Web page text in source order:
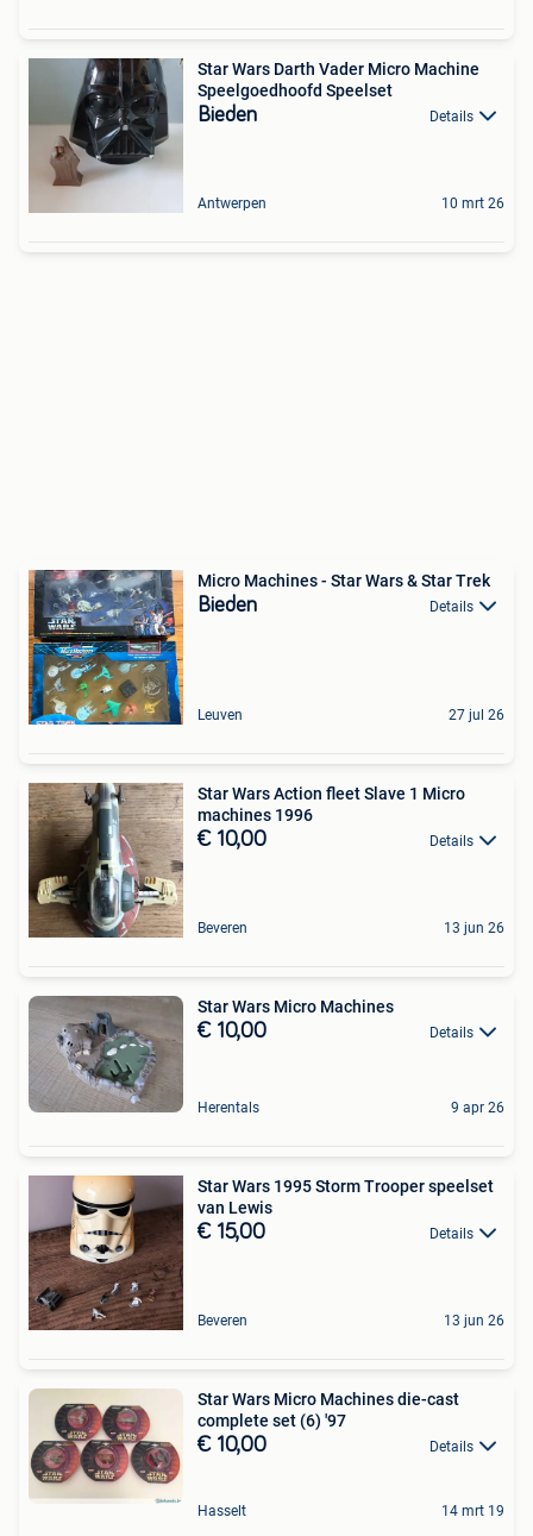
Star Wars Darth Vader Micro Machine
Speelgoedhoofd Speelset
Bieden Details
Antwerpen 10 mrt 26
Micro Machines - Star Wars & Star Trek
Bieden Details
Leuven 27 jul 26
Star Wars Action fleet Slave 1 Micro
machines 1996
€ 10,00 Details
Beveren 13 jun 26
Star Wars Micro Machines
€ 10,00 Details
Herentals 9 apr 26
Star Wars 1995 Storm Trooper speelset
van Lewis
€ 15,00 Details
Beveren 13 jun 26
Star Wars Micro Machines die-cast
complete set (6) '97
€ 10,00 Details
Hasselt 14 mrt 19